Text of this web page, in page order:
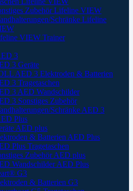
Zubehör Lifeline VIEW
Schränke Lifeline
VIEW Trainer
3
3 Geräte
AED 3 Elektroden & Batterien
3 Tragetaschen
3 AED Wandschilder
3 Sonstiges Zubehör
Schränke AED 3
Plus
AED plus
& Batterien AED Plus
Plus Tragetaschen
Zubehör AED plus
Wandschilder AED Plus
G3
& Batterien G3